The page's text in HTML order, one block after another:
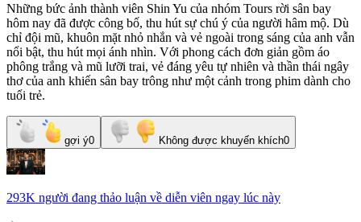
Những bức ảnh thành viên Shin Yu của nhóm Tours rời sân bay
hôm nay đã được công bố, thu hút sự chú ý của người hâm mộ. Dù
chỉ đội mũ, khuôn mặt nhỏ nhắn và vẻ ngoài trong sáng của anh vẫn
nổi bật, thu hút mọi ánh nhìn. Với phong cách đơn giản gồm áo
phông trắng và mũ lưỡi trai, vẻ đáng yêu tự nhiên và thần thái ngây
thơ của anh khiến sân bay trông như một cảnh trong phim dành cho
tuổi trẻ.
gợi ý0 Không được khuyến khích0
293K người đang thảo luận về diễn viên ngay lúc này